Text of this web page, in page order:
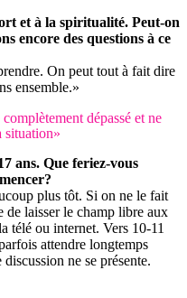
et à la spiritualité. Peut-on
encore des questions à ce
On peut tout à fait dire
ensemble.»
dépassé et ne
situation»
ans. Que feriez-vous
plus tôt. Si on ne le fait
laisser le champ libre aux
télé ou internet. Vers 10-11
attendre longtemps
ne se présente.